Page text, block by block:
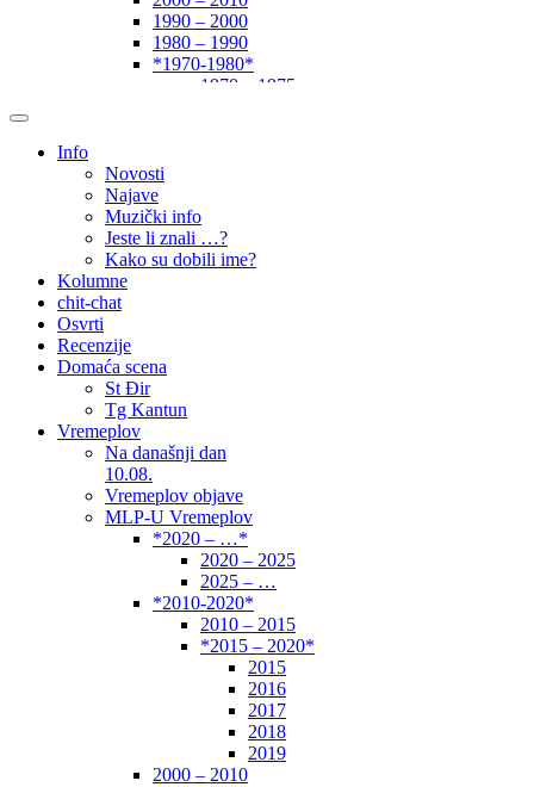
1990 – 2000
1980 – 1990
*1970-1980*
1970 – 1975
… – 1950
Autori
Info
Novosti
Najave
Muzički info
Jeste li znali …?
Kako su dobili ime?
Kolumne
chit-chat
Osvrti
Recenzije
Domaća scena
St Đir
Tg Kantun
Vremeplov
Na današnji dan
10.08.
Vremeplov objave
MLP-U Vremeplov
*2020 – …*
2020 – 2025
2025 – …
*2010-2020*
2010 – 2015
*2015 – 2020*
2015
2016
2017
2018
2019
2000 – 2010